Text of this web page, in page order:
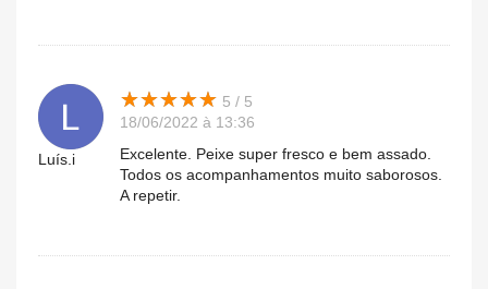
Luís.i
★★★★★
★★★★★ 5 / 5
18/06/2022 à 13:36
Excelente. Peixe super fresco e bem assado.
Todos os acompanhamentos muito saborosos.
A repetir.